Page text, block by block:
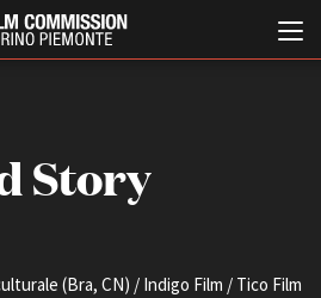
Story
(Bra, CN) / Indigo Film / Tico Film